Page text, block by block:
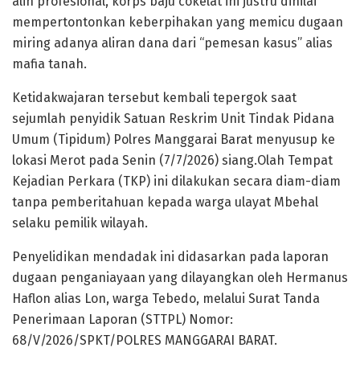
mempertontonkan keberpihakan yang memicu dugaan
miring adanya aliran dana dari “pemesan kasus” alias
mafia tanah.
​Ketidakwajaran tersebut kembali tepergok saat
sejumlah penyidik Satuan Reskrim Unit Tindak Pidana
Umum (Tipidum) Polres Manggarai Barat menyusup ke
lokasi Merot pada Senin (7/7/2026) siang.Olah Tempat
Kejadian Perkara (TKP) ini dilakukan secara diam-diam
tanpa pemberitahuan kepada warga ulayat Mbehal
selaku pemilik wilayah.
​Penyelidikan mendadak ini didasarkan pada laporan
dugaan penganiayaan yang dilayangkan oleh Hermanus
Haflon alias Lon, warga Tebedo, melalui Surat Tanda
Penerimaan Laporan (STTPL) Nomor:
68/V/2026/SPKT/POLRES MANGGARAI BARAT.